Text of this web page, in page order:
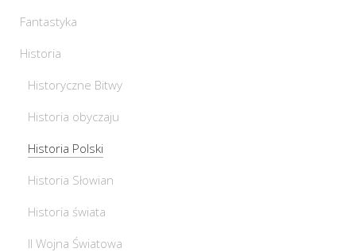
Fantastyka
Historia
Historyczne Bitwy
Historia obyczaju
Historia Polski
Historia Słowian
Historia świata
II Wojna Światowa